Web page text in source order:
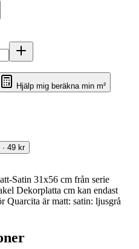
Hjälp mig beräkna min m²
49 kr
Satin 31x56 cm från serie
Dekorplatta cm kan endast
Quarcita är matt: satin: ljusgrå